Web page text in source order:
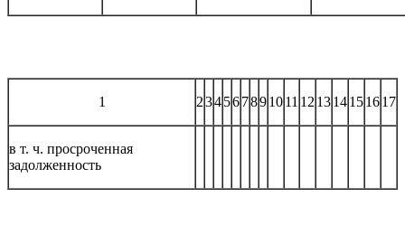
1 234567891011 12 1314151617
в т. ч. просроченная
задолженность